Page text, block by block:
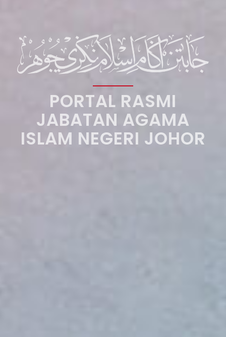
PORTAL RASMI
JABATAN AGAMA
ISLAM NEGERI JOHOR